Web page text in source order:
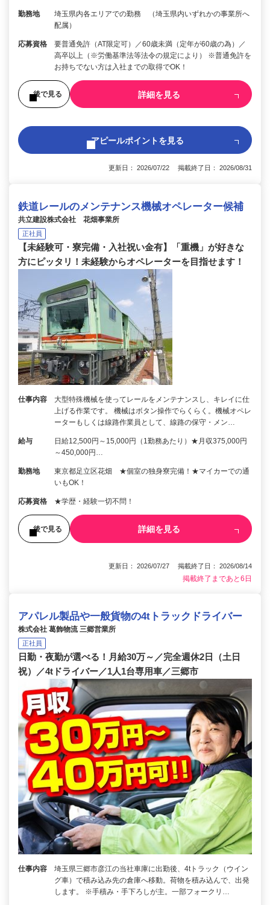
勤務地
埼玉県内各エリアでの勤務 （埼玉県内いずれかの事業所へ
配属）
応募資格
要普通免許（AT限定可）／60歳未満（定年が60歳の為）／
高卒以上（※労働基準法等法令の規定により） ※普通免許を
お持ちでない方は入社までの取得でOK！
後で見る 詳細を見る
アピールポイントを見る
更新日： 2026/07/22 掲載終了日： 2026/08/31
鉄道レールのメンテナンス機械オペレーター候補
共立建設株式会社 花畑事業所
正社員
【未経験可・寮完備・入社祝い金有】「重機」が好きな
方にピッタリ！未経験からオペレーターを目指せます！
仕事内容
大型特殊機械を使ってレールをメンテナンスし、キレイに仕
上げる作業です。 機械はボタン操作でらくらく。機械オペレ
ーターもしくは線路作業員として、線路の保守・メン…
給与
日給12,500円～15,000円（1勤務あたり）★月収375,000円
～450,000円…
勤務地
東京都足立区花畑 ★個室の独身寮完備！★マイカーでの通
いもOK！
応募資格 ★学歴・経験一切不問！
後で見る 詳細を見る
更新日： 2026/07/27 掲載終了日： 2026/08/14
掲載終了まであと6日
アパレル製品や一般貨物の4tトラックドライバー
株式会社 葛飾物流 三郷営業所
正社員
日勤・夜勤が選べる！月給30万～／完全週休2日（土日
祝）／4tドライバー／1人1台専用車／三郷市
仕事内容
埼玉県三郷市彦江の当社車庫に出勤後、4tトラック（ウイン
グ車）で積み込み先の倉庫へ移動。荷物を積み込んで、出発
します。 ※手積み・手下ろしが主。一部フォークリ…